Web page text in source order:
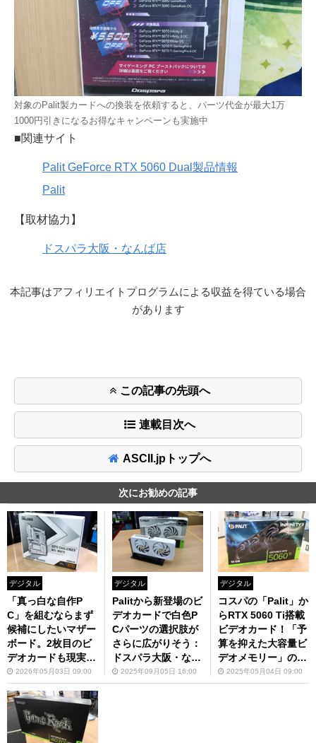
対象のPalit製カードへの換装を依頼すると、パーツ代金が最大1万
1000円引きになるお得なキャンペーンも実施中
■関連サイト
Palit GeForce RTX 5060 Dual製品情報
Palit
【取材協力】
ドスパラ大阪・なんば店
本記事はアフィリエイトプログラムによる収益を得ている場合
があります
この記事の先頭へ
連載目次へ
ASCII.jpトップへ
次にお勧めの記事
デジタル
「真っ白な自作P
C」を組むならまず
候補にしたいマザー
ボード。2枚目のビ
デオカードも現実的
に組める最新X870
の一枚：ドスパラ大
阪・なんば店
2026年05月03日 09:00
デジタル
Palitから新登場のビ
デオカードで白色P
Cパーツの選択肢が
さらに広がりそう：
ドスパラ大阪・なん
ば店2025年09月05日 16:00
デジタル
コスパの「Palit」か
らRTX 5060 Ti搭載
ビデオカード！「予
算を抑えた大容量ビ
デオメモリー」の新
定番になりそう：ド
スパラ大阪・なんば
2025年05月04日 09:00